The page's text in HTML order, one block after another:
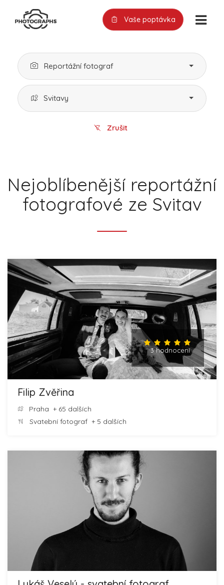
Vaše poptávka
Reportážní fotograf
Svitavy
Zrušit
Nejoblíbenější reportážní
fotografové ze Svitav
3 hodnocení
Filip Zvěřina
Praha + 65 dalších
Svatební fotograf + 5 dalších